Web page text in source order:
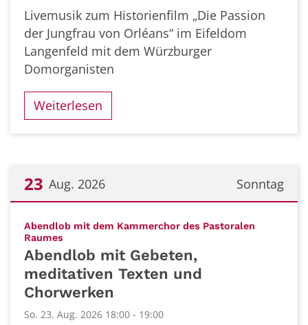
Livemusik zum Historienfilm „Die Passion
der Jungfrau von Orléans“ im Eifeldom
Langenfeld mit dem Würzburger
Domorganisten
Weiterlesen
Sonntag
23 Aug. 2026
Abendlob mit dem Kammerchor des Pastoralen
Raumes
Abendlob mit Gebeten,
meditativen Texten und
Chorwerken
So. 23. Aug. 2026 18:00 - 19:00